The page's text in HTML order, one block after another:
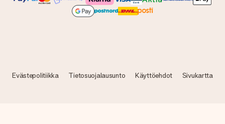
Evästepolitiikka Tietosuojalausunto Käyttöehdot Sivukartta